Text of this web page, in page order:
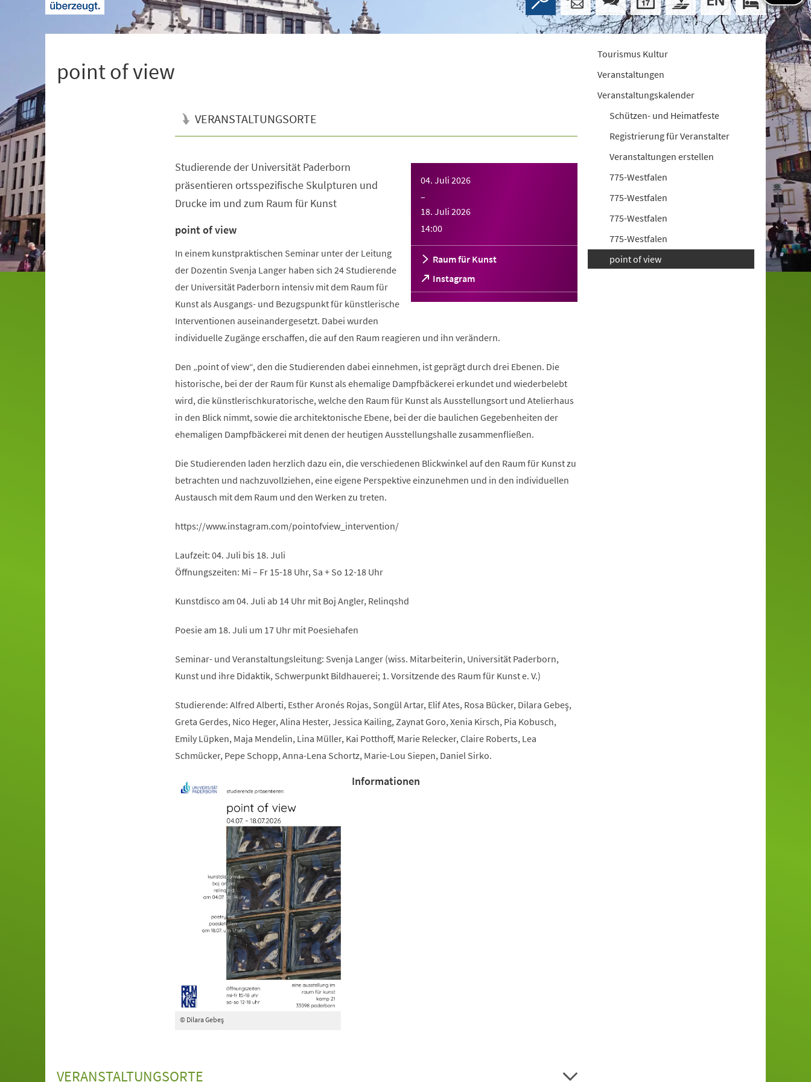
point of view
VERANSTALTUNGSORTE
04. Juli 2026
–
18. Juli 2026
14:00
Raum für Kunst
Instagram
(Öffnet
in
einem
Studierende der Universität Paderborn
präsentieren ortsspezifische Skulpturen und
Drucke im und zum Raum für Kunst
point of view
In einem kunstpraktischen Seminar unter der Leitung
der Dozentin Svenja Langer haben sich 24 Studierende
der Universität Paderborn intensiv mit dem Raum für
Kunst als Ausgangs- und Bezugspunkt für künstlerische
Interventionen auseinandergesetzt. Dabei wurden
individuelle Zugänge erschaffen, die auf den Raum reagieren und ihn verändern.
Den „point of view“, den die Studierenden dabei einnehmen, ist geprägt durch drei Ebenen. Die
historische, bei der der Raum für Kunst als ehemalige Dampfbäckerei erkundet und wiederbelebt
wird, die künstlerischkuratorische, welche den Raum für Kunst als Ausstellungsort und Atelierhaus
in den Blick nimmt, sowie die architektonische Ebene, bei der die baulichen Gegebenheiten der
ehemaligen Dampfbäckerei mit denen der heutigen Ausstellungshalle zusammenfließen.
Die Studierenden laden herzlich dazu ein, die verschiedenen Blickwinkel auf den Raum für Kunst zu
betrachten und nachzuvollziehen, eine eigene Perspektive einzunehmen und in den individuellen
Austausch mit dem Raum und den Werken zu treten.
https://www.instagram.com/pointofview_intervention/
Laufzeit: 04. Juli bis 18. Juli
Öffnungszeiten: Mi – Fr 15-18 Uhr, Sa + So 12-18 Uhr
Kunstdisco am 04. Juli ab 14 Uhr mit Boj Angler, Relinqshd
Poesie am 18. Juli um 17 Uhr mit Poesiehafen
Seminar- und Veranstaltungsleitung: Svenja Langer (wiss. Mitarbeiterin, Universität Paderborn,
Kunst und ihre Didaktik, Schwerpunkt Bildhauerei; 1. Vorsitzende des Raum für Kunst e. V.)
Studierende: Alfred Alberti, Esther Aronés Rojas, Songül Artar, Elif Ates, Rosa Bücker, Dilara Gebeş,
Greta Gerdes, Nico Heger, Alina Hester, Jessica Kailing, Zaynat Goro, Xenia Kirsch, Pia Kobusch,
Emily Lüpken, Maja Mendelin, Lina Müller, Kai Potthoff, Marie Relecker, Claire Roberts, Lea
Schmücker, Pepe Schopp, Anna-Lena Schortz, Marie-Lou Siepen, Daniel Sirko.
© Dilara Gebeş
Informationen
VERANSTALTUNGSORTE
Tourismus Kultur
Veranstaltungen
Veranstaltungskalender
Schützen- und Heimatfeste
Registrierung für Veranstalter
Veranstaltungen erstellen
775-Westfalen
775-Westfalen
775-Westfalen
775-Westfalen
point of view